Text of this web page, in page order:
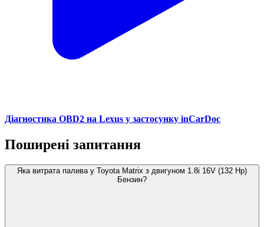
Діагностика OBD2 на Lexus у застосунку inCarDoc
Поширені запитання
Яка витрата палива у Toyota Matrix з двигуном 1.8i 16V (132 Hp)
Бензин?